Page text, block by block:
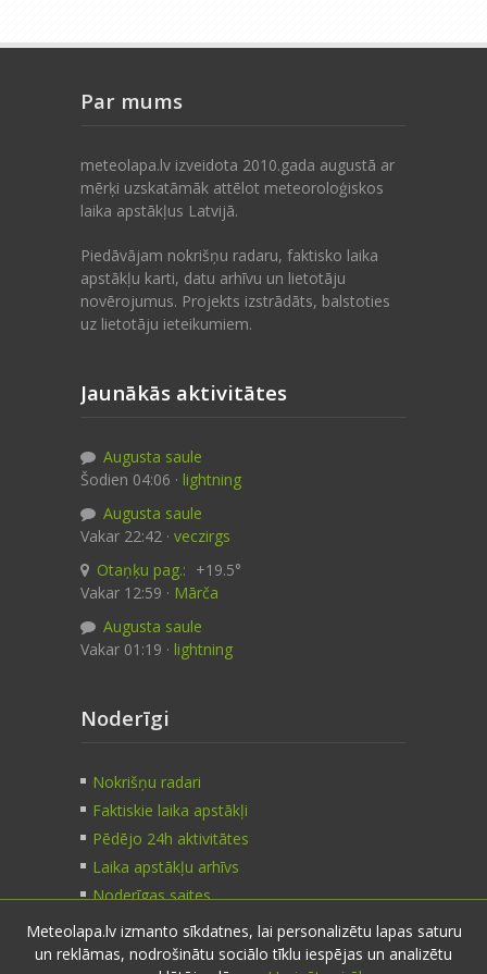
Par mums
meteolapa.lv izveidota 2010.gada augustā ar
mērķi uzskatāmāk attēlot meteoroloģiskos
laika apstākļus Latvijā.
Piedāvājam nokrišņu radaru, faktisko laika
apstākļu karti, datu arhīvu un lietotāju
novērojumus. Projekts izstrādāts, balstoties
uz lietotāju ieteikumiem.
Jaunākās aktivitātes
Augusta saule
Šodien 04:06 · lightning
Augusta saule
Vakar 22:42 · veczirgs
Otaņķu pag.: +19.5°
Vakar 12:59 · Mārča
Augusta saule
Vakar 01:19 · lightning
Noderīgi
Nokrišņu radari
Faktiskie laika apstākļi
Pēdējo 24h aktivitātes
Laika apstākļu arhīvs
Noderīgas saites
Kontakti
Meteolapa.lv izmanto sīkdatnes, lai personalizētu lapas saturu
un reklāmas, nodrošinātu sociālo tīklu iespējas un analizētu